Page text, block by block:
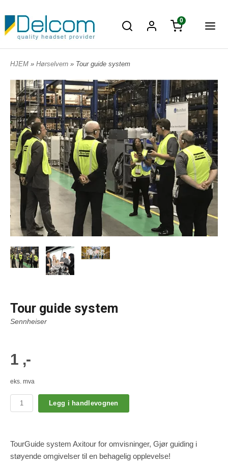
0
HJEM » Hørselvern » Tour guide system
Tour guide system
Sennheiser
1 ,-
eks. mva
Legg i handlevognen
TourGuide system Axitour for omvisninger, Gjør guiding i
støyende omgivelser til en behagelig opplevelse!